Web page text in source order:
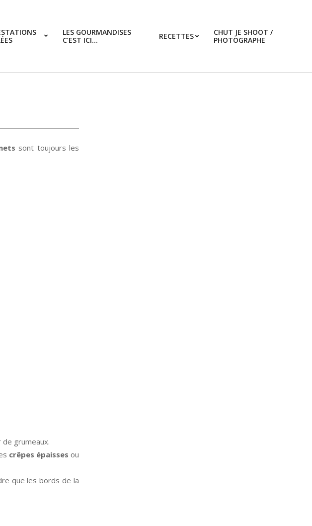
LES GOURMANDISES
C’EST ICI…
RECETTES
CHUT JE SHOOT /
PHOTOGRAPHE
sont toujours les
grumeaux.
crêpes épaisses ou
que les bords de la